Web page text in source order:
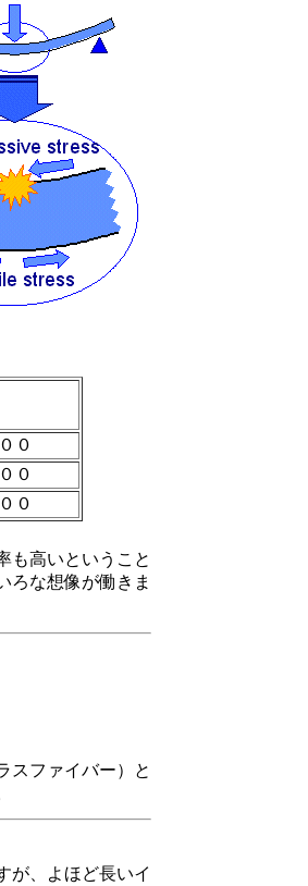
０
０
０
も高いということ
ろな想像が働きま
スファイバー）と
が、よほど長いイ